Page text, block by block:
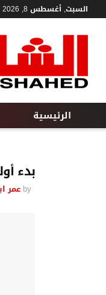
السبت, أغسطس 8, 2026
الرئيسية
بدء
byعمر